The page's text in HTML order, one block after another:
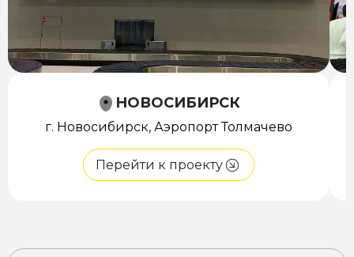
НОВОСИБИРСК
г. Новосибирск, Аэропорт Толмачево
Перейти к проекту